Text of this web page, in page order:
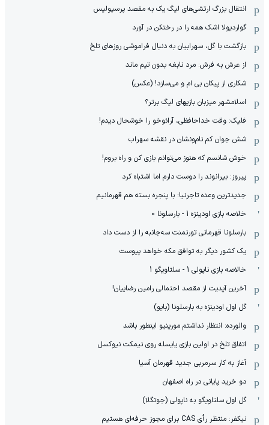
انتقال بزرگ ارتشی‌های لیگ یک به مقصد پرسپولیس
گواردیولا اشک همه را در رختکن در آورد
بازگشت با گل، سهرابیان به دنبال فراموشی روزهای تلخ
از عرش به فرش: مرد نابغه‌ بدون تیم ماند
شکاری از پیکان بی ام و می‌سازد! (عکس)
اسلامشهر میزبان بازیهای لیگ برتر؟
فلیک: وقت خداحافظی، آرائوخو را خوشحال دیدم!
شش جوان کم نام‌و‌نشان در نقشه سهراب
خوش شانسم که هنوز می‌توانم بازی کن و راه بروم!
پیروز: بیرانوند را دوست دارم اما اشتباه کرد
جدیدترین وعده تاجرنیا: با پنجره بسته هم قهرمانیم
خلاصه بازی اودینزه 1 - بارسلونا 0
بارسلونا قهرمانی تورنمنت سه‌جانبه را از دست داد
یک کشور دیگر به توافق مکه خواهد پیوست
خالاصه بازی ناپولی 1 - سلتاویگو 1
آخرین آپدیت از مقصد احتمالی رامین رضاییان!
گل اول اودینزه به بارسلونا (بایو)
والورده: انتظار نداشتم مورینیو اینطور باشد
اتفاق تلخ در اولین بازی یایسله روی نیمکت نیوکسل
آغاز به کار سرمربی جدید قهرمان آسیا
دو خرید پایانی در راه اصفهان
گل اول سلتاویگو به ناپولی (جوتگلا)
نیکفر: منتظر رأی CAS برای مجوز حرفه‌ای هستیم